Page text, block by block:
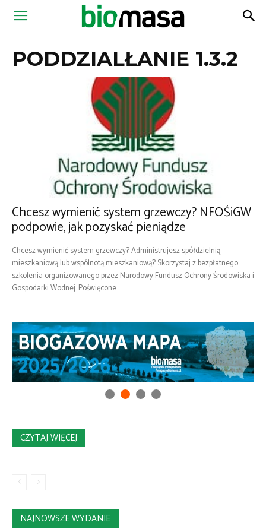
Magazyn
PODDZIALŁANIE 1.3.2
Chcesz wymienić system grzewczy? NFOŚiGW
podpowie, jak pozyskać pieniądze
Chcesz wymienić system grzewczy? Administrujesz spółdzielnią
mieszkaniową lub wspólnotą mieszkaniową? Skorzystaj z bezpłatnego
szkolenia organizowanego przez Narodowy Fundusz Ochrony Środowiska i
Gospodarki Wodnej. Poświęcone...
CZYTAJ WIĘCEJ
NAJNOWSZE WYDANIE